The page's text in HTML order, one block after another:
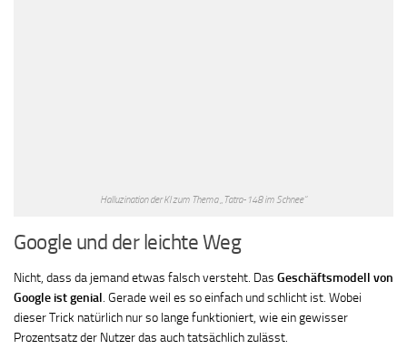
Halluzination der KI zum Thema „Tatra-148 im Schnee“
Google und der leichte Weg
Nicht, dass da jemand etwas falsch versteht. Das Geschäftsmodell von
Google ist genial. Gerade weil es so einfach und schlicht ist. Wobei
dieser Trick natürlich nur so lange funktioniert, wie ein gewisser
Prozentsatz der Nutzer das auch tatsächlich zulässt.